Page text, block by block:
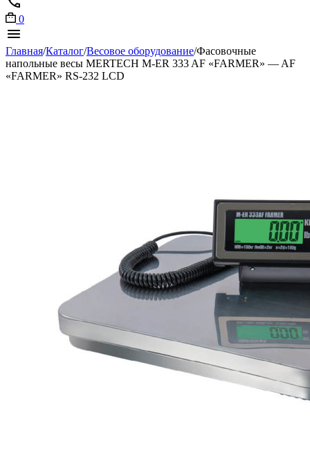
0
Главная/Каталог/Весовое оборудование/Фасовочные
напольные весы MERTECH M-ER 333 AF «FARMER» — AF
«FARMER» RS-232 LCD